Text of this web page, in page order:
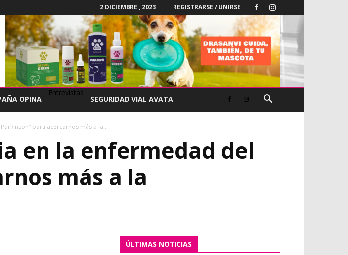
2 DICIEMBRE , 2023 REGISTRARSE / UNIRSE
OPINA
Entrevistas
SEGURIDAD VIAL AVATA
para acercarnos más a la...
en la enfermedad del
más a la
ÚLTIMAS NOTICIAS